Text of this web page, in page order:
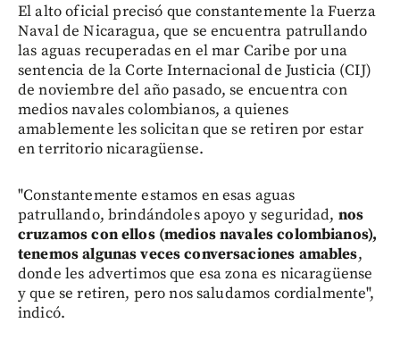
El alto oficial precisó que constantemente la Fuerza
Naval de Nicaragua, que se encuentra patrullando
las aguas recuperadas en el mar Caribe por una
sentencia de la Corte Internacional de Justicia (CIJ)
de noviembre del año pasado, se encuentra con
medios navales colombianos, a quienes
amablemente les solicitan que se retiren por estar
en territorio nicaragüense.
"Constantemente estamos en esas aguas
patrullando, brindándoles apoyo y seguridad, nos
cruzamos con ellos (medios navales colombianos),
tenemos algunas veces conversaciones amables,
donde les advertimos que esa zona es nicaragüense
y que se retiren, pero nos saludamos cordialmente",
indicó.